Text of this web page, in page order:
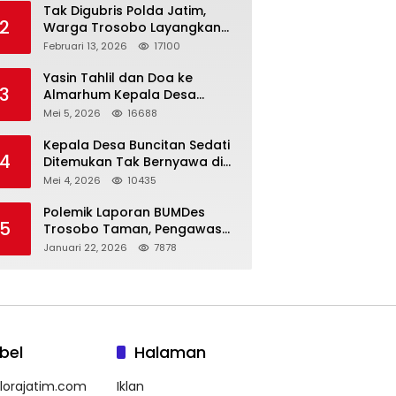
2
Tak Digubris Polda Jatim,
Warga Trosobo Layangkan
Dumas Dugaan Korupsi
Kapolri
Februari 13, 2026 17100
3
Yasin Tahlil dan Doa ke
Almarhum Kepala Desa
Buncitan Digelar Dua Lokasi
Mei 5, 2026 16688
4
Kepala Desa Buncitan Sedati
Ditemukan Tak Bernyawa di
Ruang Kerja, Dugaan Bunuh
Mei 4, 2026 10435
5
Polemik Laporan BUMDes
Trosobo Taman, Pengawas
Walk Out dan Sebut
Januari 22, 2026 7878
Halaman
Iklan